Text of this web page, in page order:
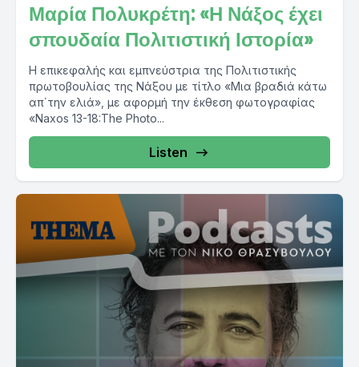
Μαρία Πολυκρέτη: «Η Νάξος έχει
σπουδαία Πολιτιστική Ιστορία»
Η επικεφαλής και εμπνεύστρια της Πολιτιστικής
πρωτοβουλίας της Νάξου με τίτλο «Μια βραδιά κάτω
απ΄την ελιά», με αφορμή την έκθεση φωτογραφίας
«Naxos 13-18:The Photo...
Listen